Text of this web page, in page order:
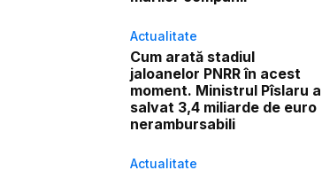
Actualitate
Cum arată stadiul
jaloanelor PNRR în acest
moment. Ministrul Pîslaru a
salvat 3,4 miliarde de euro
nerambursabili
Actualitate